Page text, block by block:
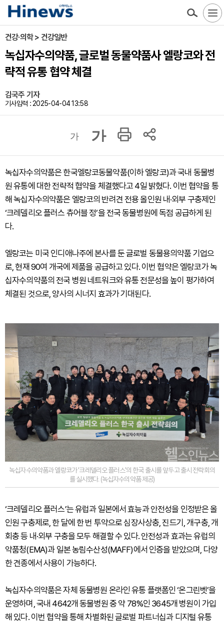
건강·의학 > 건강일반
녹십자수의약품, 글로벌 동물약품사 엘랑코와 전
략적 유통 협약 체결
김국주 기자
기사입력 : 2025-04-04 13:58
가 가
녹십자수의약품은 한국엘랑코동물약품(이하 엘랑코)과 국내 동물병
원 유통에 대한 전략적 협약을 체결했다고 4일 밝혔다. 이번 협약을 통
해 녹십자수의약품은 엘랑코의 반려견 전용 올인원 내·외부 구충제인
‘크레델리오 플러스 츄어블 정’을 전국 동물병원에 독점 공급하게 된
다.
엘랑코는 미국 인디애나주에 본사를 둔 글로벌 동물용의약품 기업으
로, 현재 90여 개국에 제품을 공급하고 있다. 이번 협약은 엘랑코가 녹
십자수의약품의 전국 병원 네트워크와 유통 전문성을 높이 평가하여
체결된 것으로, 양사의 시너지 효과가 기대된다.
녹십자수의약품과 엘랑코가 ‘크레델리오 플러스’의 한국 출시를 앞두고 출시 전략회의
를 실시했다. (녹십자수의약품 제공)
‘크레델리오 플러스’는 유럽과 일본에서 효능과 안전성을 인정받은 올
인원 구충제로, 한 달에 한 번 투약으로 심장사상충, 진드기, 개구충, 개
회충 등 내·외부 구충을 모두 해결할 수 있다. 안전성과 효과는 유럽의
약품청(EMA)과 일본 농림수산성(MAFF)에서 인증을 받았으며, 다양
한 견종에서 사용이 가능하다.
녹십자수의약품은 자체 동물병원 온라인 유통 플랫폼인 ‘온그린벳’을
운영하며, 국내 4642개 동물병원 중 약 78%인 3645개 병원이 가입
해 있다. 이번 협약을 통해 차별화된 글로벌 파트너십과 디지털 유통